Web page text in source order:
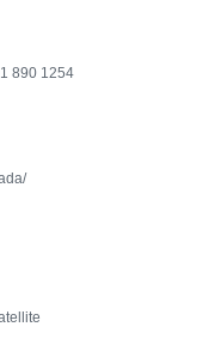
890 1254